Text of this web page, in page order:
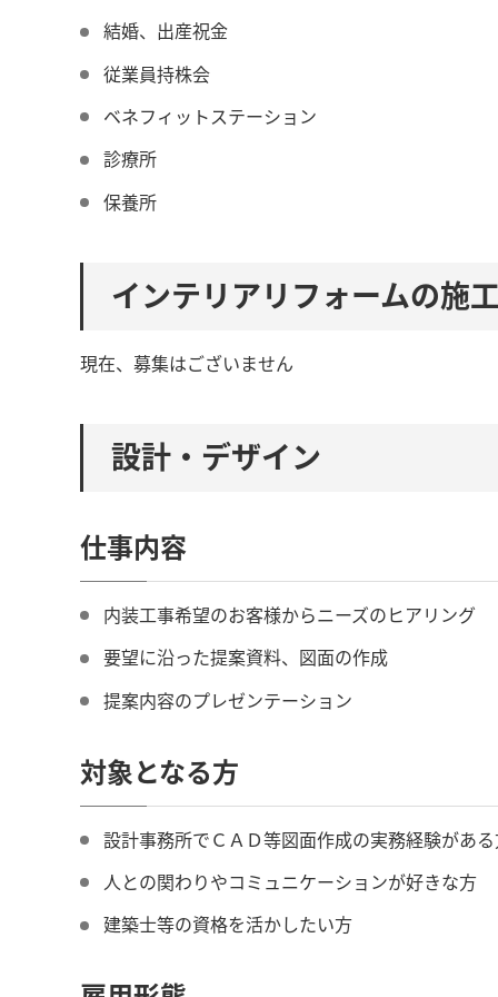
結婚、出産祝金
従業員持株会
ベネフィットステーション
診療所
保養所
インテリアリフォームの施
現在、募集はございません
設計・デザイン
仕事内容
内装工事希望のお客様からニーズのヒアリング
要望に沿った提案資料、図面の作成
提案内容のプレゼンテーション
対象となる方
設計事務所でＣＡＤ等図面作成の実務経験があ
人との関わりやコミュニケーションが好きな方
建築士等の資格を活かしたい方